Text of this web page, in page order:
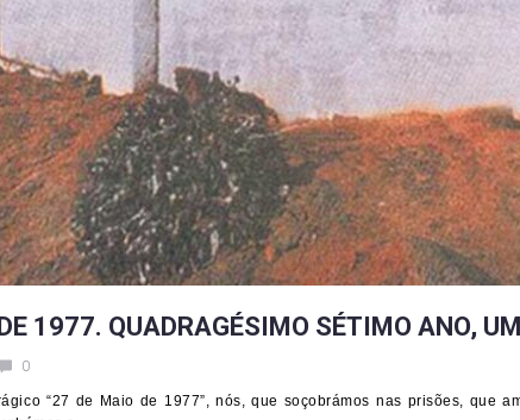
1977. QUADRAGÉSIMO SÉTIMO ANO,
0
“27 de Maio de 1977”, nós, que soçobrámos nas prisões, que